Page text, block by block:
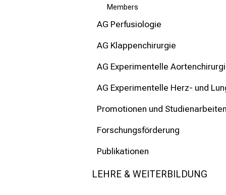
Members
AG Perfusiologie
AG Klappenchirurgie
AG Experimentelle
AG Experimentelle Herz- und
Promotionen und Studienarbeiten
Forschungsförderung
Publikationen
LEHRE & WEITERBILDUNG